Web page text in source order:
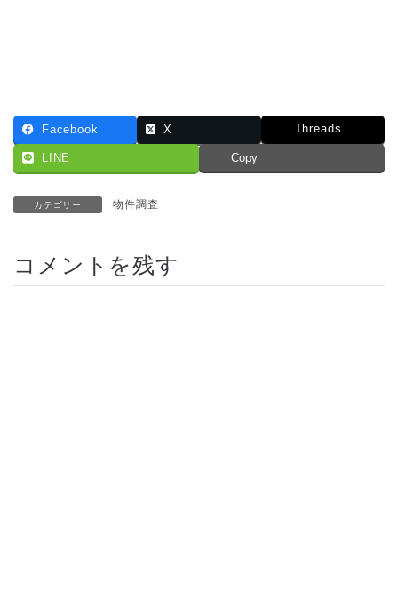
Facebook X Threads
LINE Copy
カテゴリー 物件調査
コメントを残す